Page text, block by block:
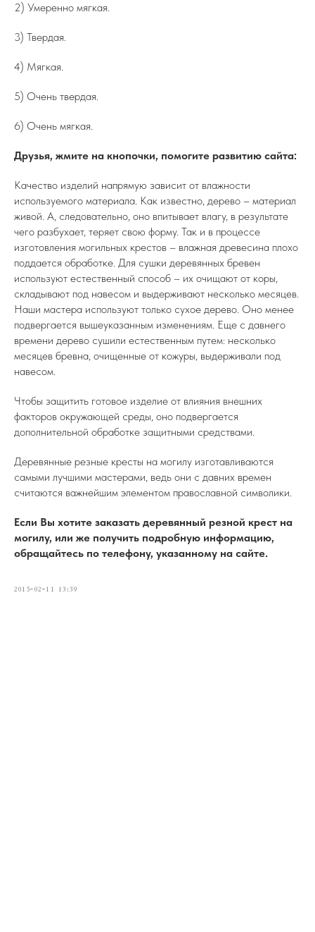
2) Умеренно мягкая.
3) Твердая.
4) Мягкая.
5) Очень твердая.
6) Очень мягкая.
Друзья, жмите на кнопочки, помогите развитию сайта:
Качество изделий напрямую зависит от влажности
используемого материала. Как известно, дерево – материал
живой. А, следовательно, оно впитывает влагу, в результате
чего разбухает, теряет свою форму. Так и в процессе
изготовления могильных крестов – влажная древесина плохо
поддается обработке. Для сушки деревянных бревен
используют естественный способ – их очищают от коры,
складывают под навесом и выдерживают несколько месяцев.
Наши мастера используют только сухое дерево. Оно менее
подвергается вышеуказанным изменениям. Еще с давнего
времени дерево сушили естественным путем: несколько
месяцев бревна, очищенные от кожуры, выдерживали под
навесом.
Чтобы защитить готовое изделие от влияния внешних
факторов окружающей среды, оно подвергается
дополнительной обработке защитными средствами.
Деревянные резные кресты на могилу изготавливаются
самыми лучшими мастерами, ведь они с давних времен
считаются важнейшим элементом православной символики.
Если Вы хотите заказать деревянный резной крест на
могилу, или же получить подробную информацию,
обращайтесь по телефону, указанному на сайте.
2015-02-11 13:39